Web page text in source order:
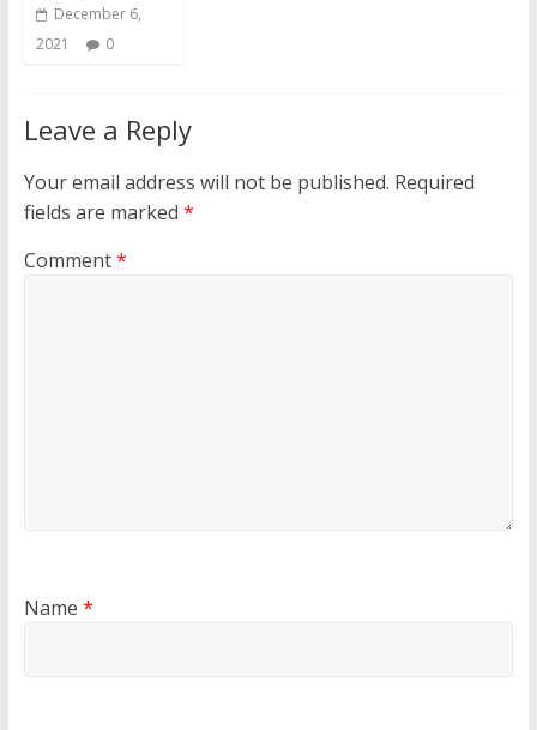
December 6,
2021
0
Leave a Reply
Your email address will not be published. Required
fields are marked *
Comment*
Name *